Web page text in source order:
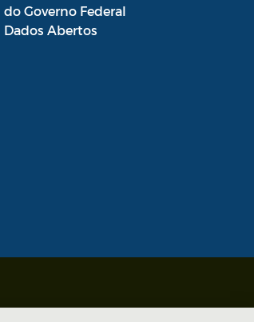
do Governo Federal
Dados Abertos